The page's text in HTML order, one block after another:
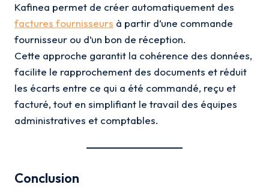
Kafinea permet de créer automatiquement des
factures fournisseurs à partir d’une commande
fournisseur ou d’un bon de réception.
Cette approche garantit la cohérence des données,
facilite le rapprochement des documents et réduit
les écarts entre ce qui a été commandé, reçu et
facturé, tout en simplifiant le travail des équipes
administratives et comptables.
Conclusion